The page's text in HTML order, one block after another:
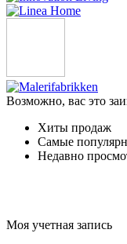
Возможно, вас это
Хиты продаж
Самые
Недавно
Моя учетная запись